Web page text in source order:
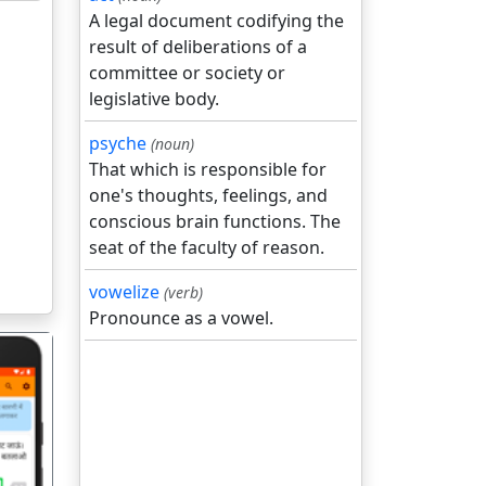
A legal document codifying the
result of deliberations of a
committee or society or
legislative body.
psyche (noun)
That which is responsible for
one's thoughts, feelings, and
conscious brain functions. The
seat of the faculty of reason.
vowelize (verb)
Pronounce as a vowel.